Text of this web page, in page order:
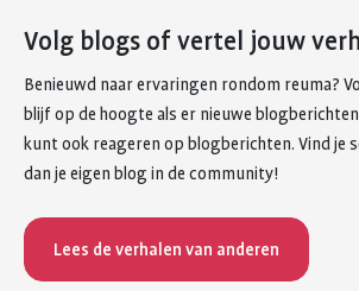
Volg blogs of vertel jouw
Benieuwd naar ervaringen rondom reuma?
blijf op de hoogte als er nieuwe blogberichten
kunt ook reageren op blogberichten. Vind je
dan je eigen blog in de community!
Lees de verhalen van anderen